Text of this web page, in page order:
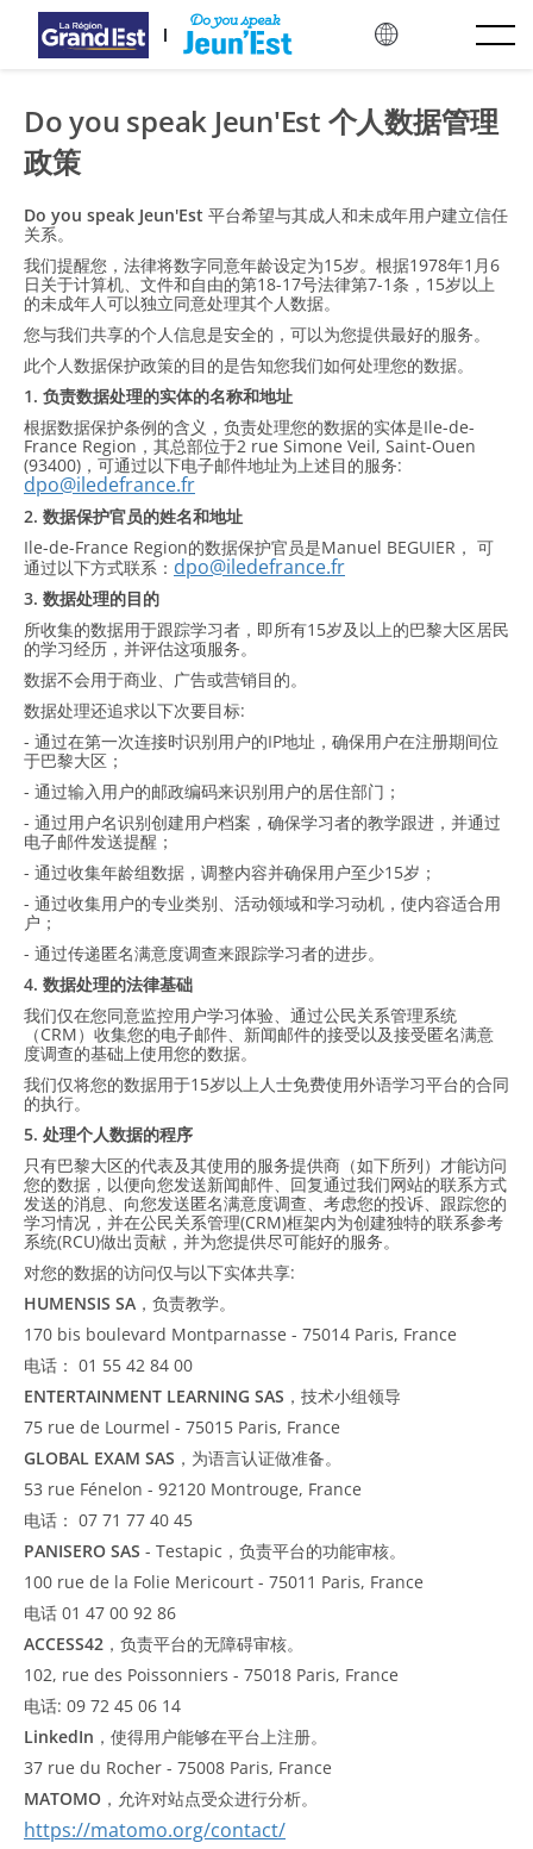
跳至主要内容
Do you speak Jeun'Est 个人数据管理
政策
Do you speak Jeun'Est 平台希望与其成人和未成年用户建立信任
关系。
我们提醒您，法律将数字同意年龄设定为15岁。根据1978年1月6
日关于计算机、文件和自由的第18-17号法律第7-1条，15岁以上
的未成年人可以独立同意处理其个人数据。
您与我们共享的个人信息是安全的，可以为您提供最好的服务。
此个人数据保护政策的目的是告知您我们如何处理您的数据。
1. 负责数据处理的实体的名称和地址
根据数据保护条例的含义，负责处理您的数据的实体是Ile-de-
France Region，其总部位于2 rue Simone Veil, Saint-Ouen
(93400)，可通过以下电子邮件地址为上述目的服务:
dpo@iledefrance.fr
2. 数据保护官员的姓名和地址
Ile-de-France Region的数据保护官员是Manuel BEGUIER， 可
通过以下方式联系： dpo@iledefrance.fr
3. 数据处理的目的
所收集的数据用于跟踪学习者，即所有15岁及以上的巴黎大区居民
的学习经历，并评估这项服务。
数据不会用于商业、广告或营销目的。
数据处理还追求以下次要目标:
- 通过在第一次连接时识别用户的IP地址，确保用户在注册期间位
于巴黎大区；
- 通过输入用户的邮政编码来识别用户的居住部门；
- 通过用户名识别创建用户档案，确保学习者的教学跟进，并通过
电子邮件发送提醒；
- 通过收集年龄组数据，调整内容并确保用户至少15岁；
- 通过收集用户的专业类别、活动领域和学习动机，使内容适合用
户；
- 通过传递匿名满意度调查来跟踪学习者的进步。
4. 数据处理的法律基础
我们仅在您同意监控用户学习体验、通过公民关系管理系统
（CRM）收集您的电子邮件、新闻邮件的接受以及接受匿名满意
度调查的基础上使用您的数据。
我们仅将您的数据用于15岁以上人士免费使用外语学习平台的合同
的执行。
5. 处理个人数据的程序
只有巴黎大区的代表及其使用的服务提供商（如下所列）才能访问
您的数据，以便向您发送新闻邮件、回复通过我们网站的联系方式
发送的消息、向您发送匿名满意度调查、考虑您的投诉、跟踪您的
学习情况，并在公民关系管理(CRM)框架内为创建独特的联系参考
系统(RCU)做出贡献，并为您提供尽可能好的服务。
对您的数据的访问仅与以下实体共享:
HUMENSIS SA ，负责教学。
170 bis boulevard Montparnasse - 75014 Paris, France
电话： 01 55 42 84 00
ENTERTAINMENT LEARNING SAS ，技术小组领导
75 rue de Lourmel - 75015 Paris, France
GLOBAL EXAM SAS ，为语言认证做准备。
53 rue Fénelon - 92120 Montrouge, France
电话： 07 71 77 40 45
PANISERO SAS - Testapic，负责平台的功能审核。
100 rue de la Folie Mericourt - 75011 Paris, France
电话 01 47 00 92 86
ACCESS42 ，负责平台的无障碍审核。
102, rue des Poissonniers - 75018 Paris, France
电话: 09 72 45 06 14
LinkedIn ，使得用户能够在平台上注册。
37 rue du Rocher - 75008 Paris, France
MATOMO ，允许对站点受众进行分析。
https://matomo.org/contact/